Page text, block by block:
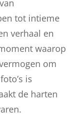
tot intieme
verhaal en
waarop
om
is
de harten